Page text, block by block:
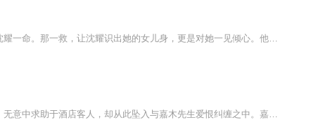
边境动乱，她替父从军上战场，救了镇国大将军沈耀一命。那一救，让沈耀识出她的女儿身，更是对她一见倾心。他曾发誓要与他一生一世一双人，却将别的女人迎回府..."绝代有佳人，幽居在空谷，但见新人笑，谁闻旧人哭。"断头崖上，她看着插在自己胸口的剑，凄...
艺校女生何娜家境贫寒，为了打工还债被人欺诈。无意中求助于酒店客人，却从此坠入与嘉木先生爱恨纠缠之中。嘉木先生的成熟魅力深深吸引着何娜，她却不得不在嘉木与阿凌、年十三三人之间的恩怨面前.....经历情窦初开、深爱、爱恨交织、分离，时光匆匆，爱人...